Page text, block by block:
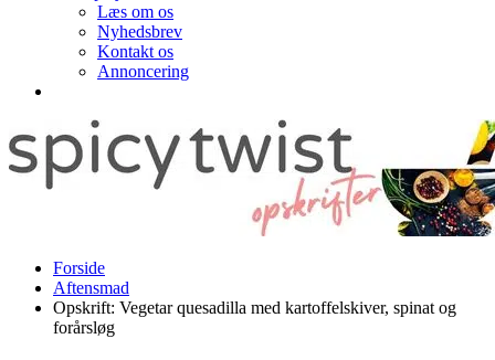
Læs om os
Nyhedsbrev
Kontakt os
Annoncering
Forside
Aftensmad
Opskrift: Vegetar quesadilla med kartoffelskiver, spinat og
forårsløg